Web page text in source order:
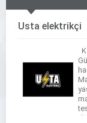
Usta elektrikçi